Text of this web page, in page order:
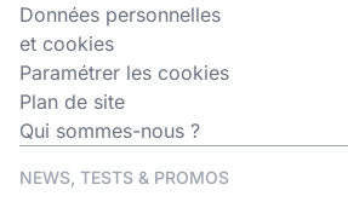
Données personnelles
et cookies
Paramétrer les cookies
Plan de site
Qui sommes-nous ?
NEWS, TESTS & PROMOS